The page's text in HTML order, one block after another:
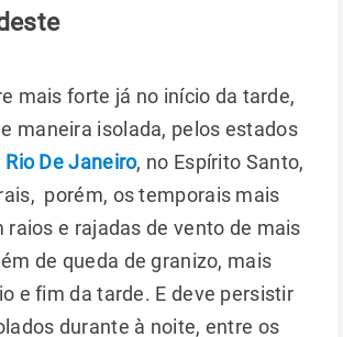
mais forte já no início da tarde,
maneira isolada, pelos estados
Rio De Janeiro, no Espírito Santo,
porém, os temporais mais
raios e rajadas de vento de mais
de queda de granizo, mais
e fim da tarde. E deve persistir
durante à noite, entre os